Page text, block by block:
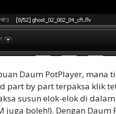
Daum PotPlayer, mana
part by part terpaksa klik
susun elok-elok di
juga boleh!). Dengan